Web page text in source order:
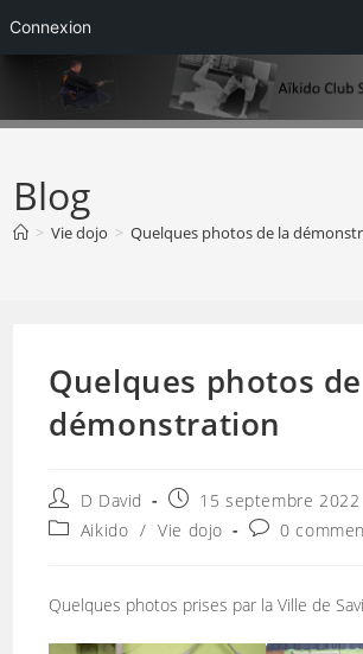
Connexion
content
Blog
> Vie dojo > Quelques photos de la
Quelques photos
démonstration
Auteur/autrice
de
la
D David
Publication
publiée :
15 septembre 2022
PostAikido / Vie dojo
publication :
0
Quelques photos prises par la Ville de